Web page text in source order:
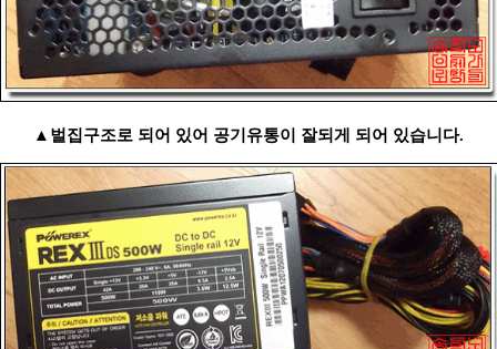
▲벌집구조로 되어 있어 공기유통이 잘되게 되어 있습니다.